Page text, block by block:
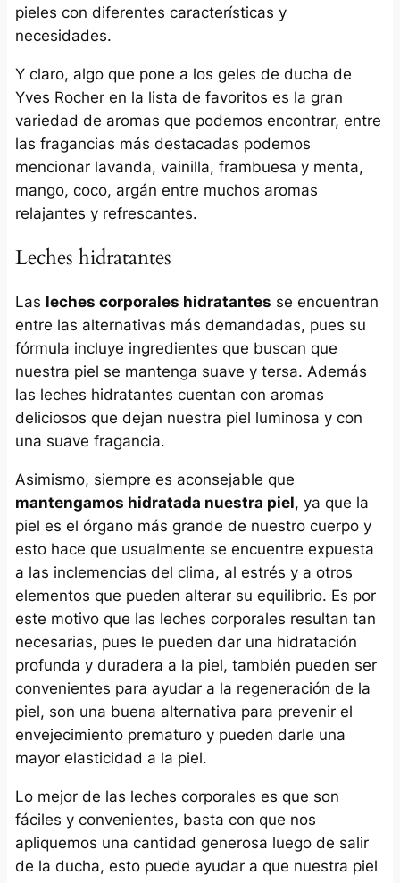
pieles con diferentes características y
necesidades.
Y claro, algo que pone a los geles de ducha de
Yves Rocher en la lista de favoritos es la gran
variedad de aromas que podemos encontrar, entre
las fragancias más destacadas podemos
mencionar lavanda, vainilla, frambuesa y menta,
mango, coco, argán entre muchos aromas
relajantes y refrescantes.
Leches hidratantes
Las leches corporales hidratantes se encuentran
entre las alternativas más demandadas, pues su
fórmula incluye ingredientes que buscan que
nuestra piel se mantenga suave y tersa. Además
las leches hidratantes cuentan con aromas
deliciosos que dejan nuestra piel luminosa y con
una suave fragancia.
Asimismo, siempre es aconsejable que
mantengamos hidratada nuestra piel, ya que la
piel es el órgano más grande de nuestro cuerpo y
esto hace que usualmente se encuentre expuesta
a las inclemencias del clima, al estrés y a otros
elementos que pueden alterar su equilibrio. Es por
este motivo que las leches corporales resultan tan
necesarias, pues le pueden dar una hidratación
profunda y duradera a la piel, también pueden ser
convenientes para ayudar a la regeneración de la
piel, son una buena alternativa para prevenir el
envejecimiento prematuro y pueden darle una
mayor elasticidad a la piel.
Lo mejor de las leches corporales es que son
fáciles y convenientes, basta con que nos
apliquemos una cantidad generosa luego de salir
de la ducha, esto puede ayudar a que nuestra piel